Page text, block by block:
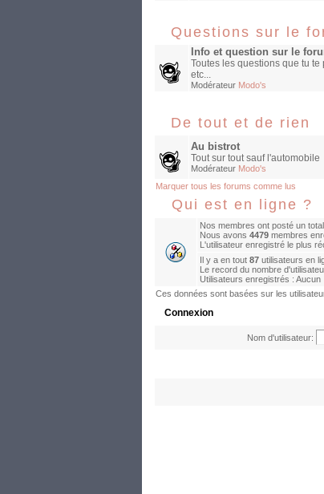
Questions sur le
Info et question sur le
Toutes les questions que tu
etc...
Modérateur Modo's
De tout et de rien
Au bistrot
Tout sur tout sauf l'automobile
Modérateur Modo's
Marquer tous les forums comme lus
Qui est en ligne ?
Nos membres ont posté un
Nous avons 4479 membres
L'utilisateur enregistré le plus
Il y a en tout 87 utilisateurs en
Le record du nombre
Utilisateurs enregistrés : Aucun
Ces données sont basées sur les
Connexion
Nom d'utilisateur: